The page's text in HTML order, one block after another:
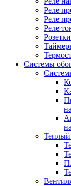
Реле
Реле
Реле
Системы
Теплый